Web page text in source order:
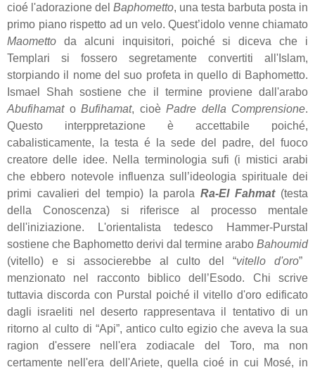
cioé l'adorazione del Baphometto, una testa barbuta posta in
primo piano rispetto ad un velo. Quest’idolo venne chiamato
Maometto da alcuni inquisitori, poiché si diceva che i
Templari si fossero segretamente convertiti all'Islam,
storpiando il nome del suo profeta in quello di Baphometto.
Ismael Shah sostiene che il termine proviene dall'arabo
Abufihamato Bufihamat, cioè Padre della Comprensione.
Questo interppretazione è accettabile poiché,
cabalisticamente, la testa é la sede del padre, del fuoco
creatore delle idee. Nella terminologia sufi (i mistici arabi
che ebbero notevole influenza sull’ideologia spirituale dei
primi cavalieri del tempio) la parolaRa-El Fahmat(testa
della Conoscenza) si riferisce al processo mentale
dell'iniziazione. L'orientalista tedesco Hammer-Purstal
sostiene che Baphometto derivi dal termine arabo Bahoumid
(vitello) e si associerebbe al culto del “vitello d'oro”
menzionato nel racconto biblico dell’Esodo. Chi scrive
tuttavia discorda con Purstal poiché il vitello d'oro edificato
dagli israeliti nel deserto rappresentava il tentativo di un
ritorno al culto di “Api”, antico culto egizio che aveva la sua
ragion d'essere nell'era zodiacale del Toro, ma non
certamente nell'era dell'Ariete, quella cioé in cui Mosé, in